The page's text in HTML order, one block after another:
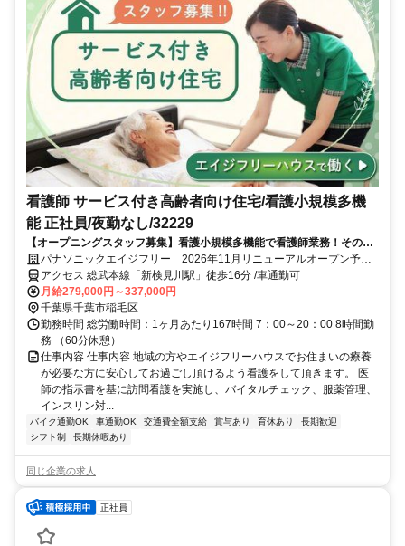
看護師 サービス付き高齢者向け住宅/看護小規模多機
能 正社員/夜勤なし/32229
【オープニングスタッフ募集】看護小規模多機能で看護師業務！その1
歩を当社でかなえませんか？産休育休制度・介護休暇・時間制正社員制
度など、ライフステージが変わっても働き続けることのできる環境が整
っています！
パナソニックエイジフリー 2026年11月リニューアルオープン予定!
パナソニック エイジフリーハウス千葉稲毛町 看護小規模多機能
アクセス 総武本線「新検見川駅」徒歩16分 /車通勤可
月給279,000円～337,000円
千葉県千葉市稲毛区
勤務時間 総労働時間：1ヶ月あたり167時間 7：00～20：00 8時間勤
務 （60分休憩）
仕事内容 仕事内容 地域の方やエイジフリーハウスでお住まいの療養
が必要な方に安心してお過ごし頂けるよう看護をして頂きます。 医
師の指示書を基に訪問看護を実施し、バイタルチェック、服薬管理、
インスリン対...
バイク通勤OK 車通勤OK 交通費全額支給 賞与あり 育休あり
長期歓迎
シフト制
長期休暇あり
同じ企業の求人
正社員